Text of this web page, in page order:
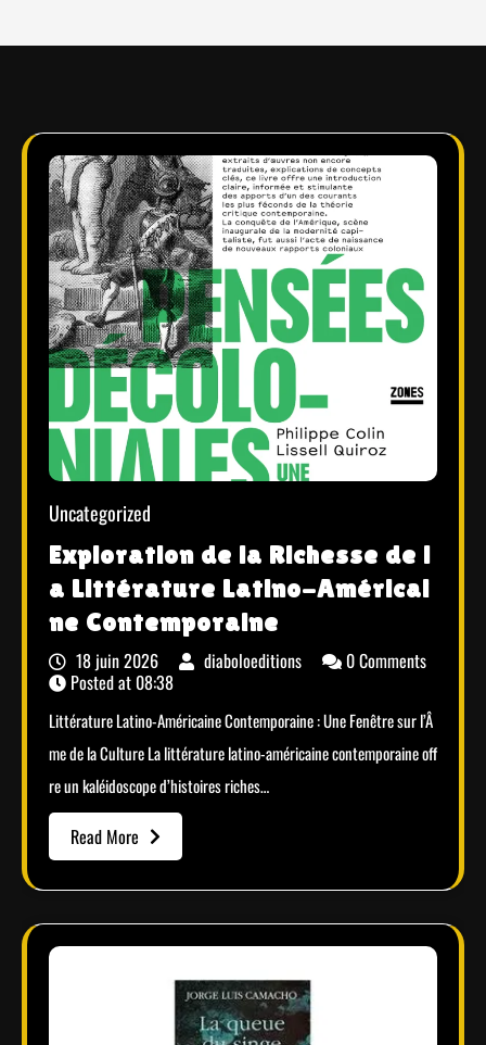
Uncategorized
Exploration de la Richesse de l
a Littérature Latino-Américai
ne Contemporaine
18 juin 2026 diaboloeditions
0 Comments
Posted at 08:38
Littérature Latino-Américaine Contemporaine : Une Fenêtre sur l’Â
me de la Culture La littérature latino-américaine contemporaine off
re un kaléidoscope d’histoires riches…
Read More